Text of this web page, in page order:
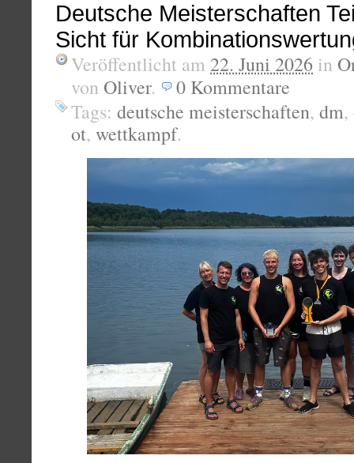
Deutsche Meisterschaften
Sicht für
Veröffentlicht am 22. Juni 2026 in
von Oliver. 0 Kommentare
Tags: deutsche meisterschaften, dm,
ot, wettkampf.